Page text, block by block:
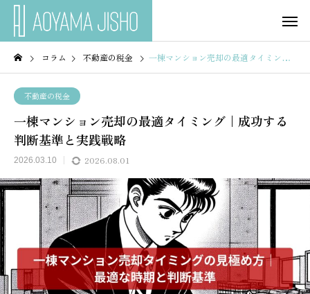
コラム 不動産の税金 一棟マンション売却の最適タイミング｜成功する判断基準と実践戦略
不動産の税金
一棟マンション売却の最適タイミング｜成功する
判断基準と実践戦略
2026.03.10 2026.08.01